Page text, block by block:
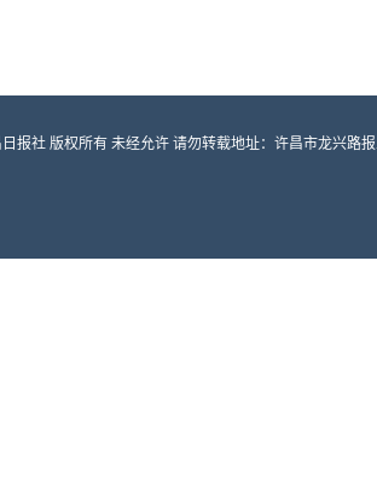
报社 版权所有 未经允许 请勿转载地址：许昌市龙兴路